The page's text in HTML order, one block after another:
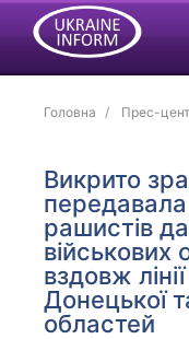
Головна Прес-
Викрито
рашистів
військових
вздовж
Донецької
областей